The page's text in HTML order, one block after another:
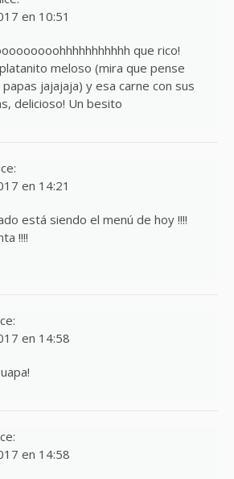
en 10:51
que rico!
meloso (mira que pense
jajajaja) y esa carne con sus
delicioso! Un besito
en 14:21
está siendo el menú de hoy !!!!
!!!!
en 14:58
en 14:58